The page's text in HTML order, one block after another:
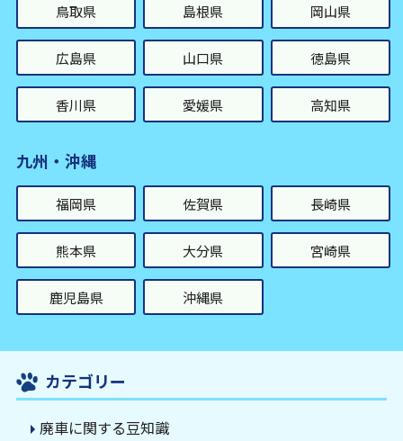
鳥取県 島根県 岡山県
広島県 山口県 徳島県
香川県 愛媛県 高知県
九州・沖縄
福岡県 佐賀県 長崎県
熊本県 大分県 宮崎県
鹿児島県 沖縄県
カテゴリー
廃車に関する豆知識